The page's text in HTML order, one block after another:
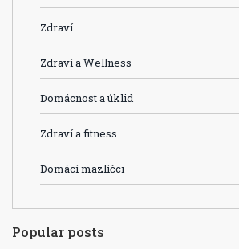
Zdraví
Zdraví a Wellness
Domácnost a úklid
Zdraví a fitness
Domácí mazlíčci
Popular posts